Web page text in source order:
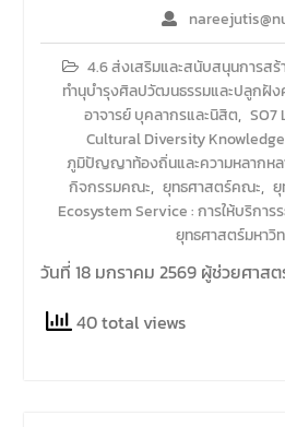
4.6 ส่งเสริมและสนับสนุนการส
ทำนุบำรุงศิลปวัฒนธรรมและปลูกฝั
อาจารย์ บุคลากรและนิสิต, SO7
Cultural Diversity
ภูมิปัญญาท้องถิ่นและความหลากห
กิจกรรมคณะ, ยุทธศาสตร์คณะ,
Ecosystem Service : การให้บริกา
ยุทธศาสตร์มหาวิ
วันที่ 18 มกราคม 2569 ผู้ช่วยศาสต
40 total views